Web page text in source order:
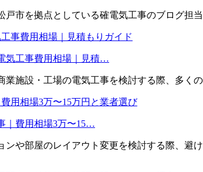
戸市を拠点としている確電気工事のブログ担
気工事費用相場｜見積…
業施設・工場の電気工事を検討する際、多く
｜費用相場3万〜15…
ンや部屋のレイアウト変更を検討する際、避